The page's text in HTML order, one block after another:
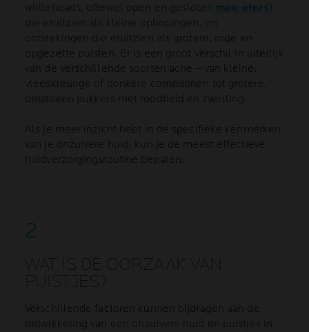
whiteheads, oftewel open en gesloten mee-eters)
die eruitzien als kleine ophopingen, en
ontstekingen die eruitzien als grotere, rode en
opgezette puisten. Er is een groot verschil in uiterlijk
van de verschillende soorten acne —van kleine,
vleeskleurige of donkere comedonen tot grotere,
ontstoken pukkels met roodheid en zwelling.
Als je meer inzicht hebt in de specifieke kenmerken
van je onzuivere huid, kun je de meest effectieve
huidverzorgingsroutine bepalen.
WAT IS DE OORZAAK VAN
PUISTJES?
Verschillende factoren kunnen bijdragen aan de
ontwikkeling van een onzuivere huid en puistjes in